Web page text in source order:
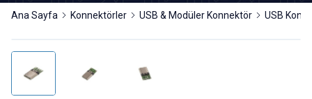
Ana Sayfa Konnektörler USB & Modüler Konnektör USB